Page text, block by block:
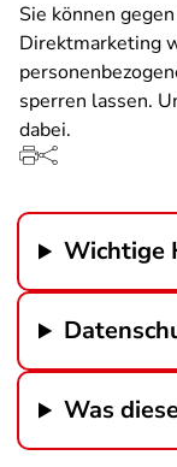
Sie können
Direktmarketing
sperren lassen.
dabei.
Wichtige
Was